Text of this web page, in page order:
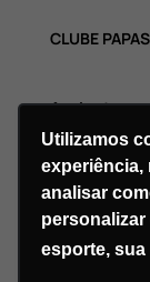
Utilizamos
experiência,
analisar
esporte, sua
CLUBE
Assinatura